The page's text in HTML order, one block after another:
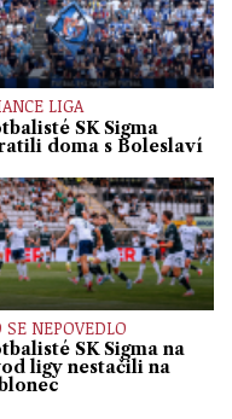
LIGA
SK Sigma
doma s Boleslaví
SE NEPOVEDLO
SK Sigma na
ligy nestačili na